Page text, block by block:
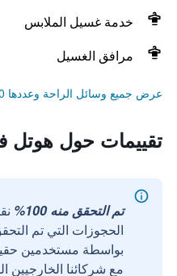
خدمة غسيل الملابس
مرافق الغسيل
عرض جميع وسائل الراحة وعددها 50
تقييمات حول هوتل
تم التحقق منه 100%
الحجوزات التي تم
مع شركائنا الخارجيين